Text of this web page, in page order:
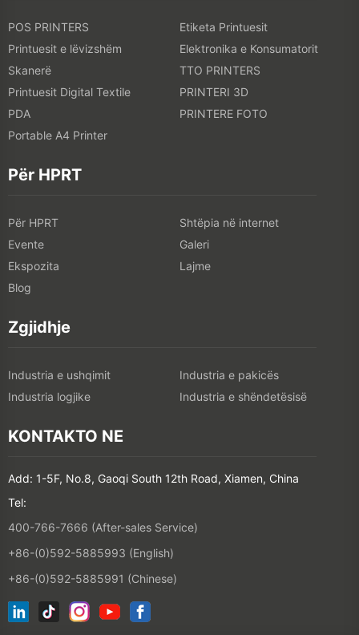
POS PRINTERS
Etiketa Printuesit
Printuesit e lëvizshëm
Elektronika e Konsumatorit
Skanerë
TTO PRINTERS
Printuesit Digital Textile
PRINTERI 3D
PDA
PRINTERE FOTO
Portable A4 Printer
Për HPRT
Për HPRT
Shtëpia në internet
Evente
Galeri
Ekspozita
Lajme
Blog
Zgjidhje
Industria e ushqimit
Industria e pakicës
Industria logjike
Industria e shëndetësisë
KONTAKTO NE
Add: 1-5F, No.8, Gaoqi South 12th Road, Xiamen, China
Tel:
400-766-7666 (After-sales Service)
+86-(0)592-5885993 (English)
+86-(0)592-5885991 (Chinese)